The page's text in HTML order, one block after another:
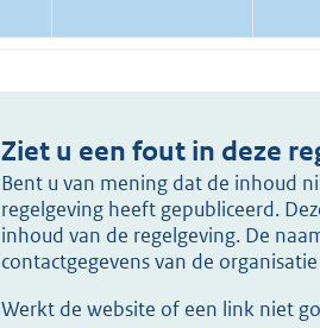
Ziet u een fout in deze
Bent u van mening dat de inhoud
regelgeving heeft gepubliceerd.
inhoud van de regelgeving. De
contactgegevens van de
Werkt de website of een link niet